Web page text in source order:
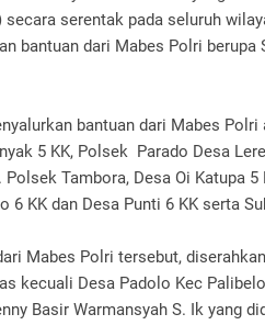
serentak pada seluruh
bantuan dari Mabes Polri
bantuan dari Mabes
5 KK, Polsek Parado Desa
Polsek Tambora, Desa Oi Katupa
6 KK dan Desa Punti 6 KK serta
Mabes Polri tersebut,
kecuali Desa Padolo Kec
Basir Warmansyah S. Ik yang